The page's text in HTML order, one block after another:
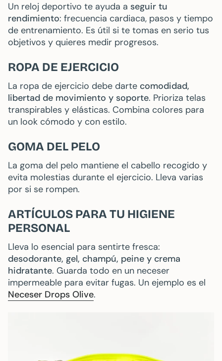
Un reloj deportivo te ayuda a seguir tu
rendimiento: frecuencia cardiaca, pasos y tiempo
de entrenamiento. Es útil si te tomas en serio tus
objetivos y quieres medir progresos.
ROPA DE EJERCICIO
La ropa de ejercicio debe darte comodidad,
libertad de movimiento y soporte. Prioriza telas
transpirables y elásticas. Combina colores para
un look cómodo y con estilo.
GOMA DEL PELO
La goma del pelo mantiene el cabello recogido y
evita molestias durante el ejercicio. Lleva varias
por si se rompen.
ARTÍCULOS PARA TU HIGIENE
PERSONAL
Lleva lo esencial para sentirte fresca:
desodorante, gel, champú, peine y crema
hidratante. Guarda todo en un neceser
impermeable para evitar fugas. Un ejemplo es el
Neceser Drops Olive.